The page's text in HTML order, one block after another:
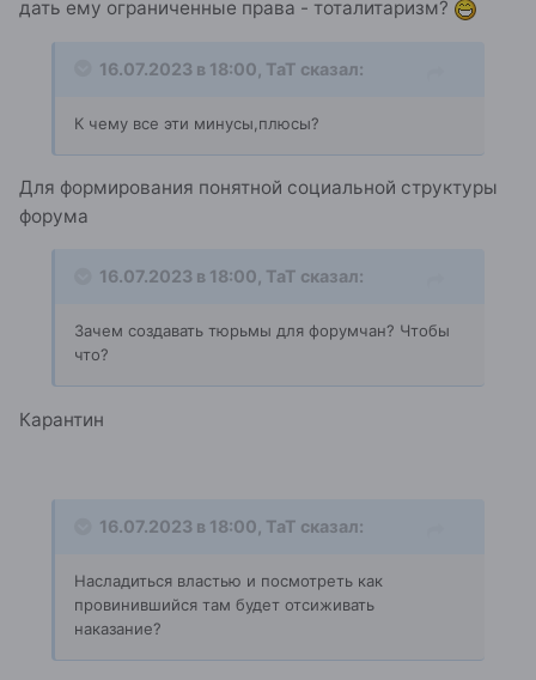
дать ему ограниченные права - тоталитаризм?
16.07.2023 в 18:00, ТаТ сказал:
К чему все эти минусы,плюсы?
Для формирования понятной социальной структуры
форума
16.07.2023 в 18:00, ТаТ сказал:
Зачем создавать тюрьмы для форумчан? Чтобы
что?
Карантин
16.07.2023 в 18:00, ТаТ сказал:
Насладиться властью и посмотреть как
провинившийся там будет отсиживать
наказание?